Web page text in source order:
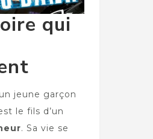
qui
jeune garçon
le fils d’un
. Sa vie se